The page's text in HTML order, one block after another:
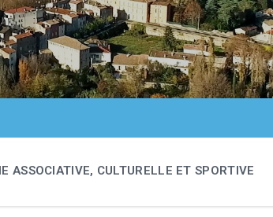
ASSOCIATIVE, CULTURELLE ET SPORTIVE